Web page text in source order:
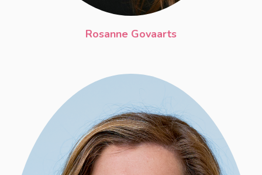
Rosanne Govaarts